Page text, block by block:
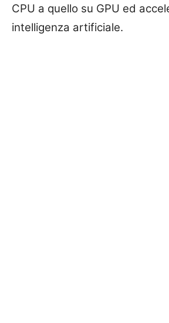
CPU a quello su GPU ed
intelligenza artificiale.